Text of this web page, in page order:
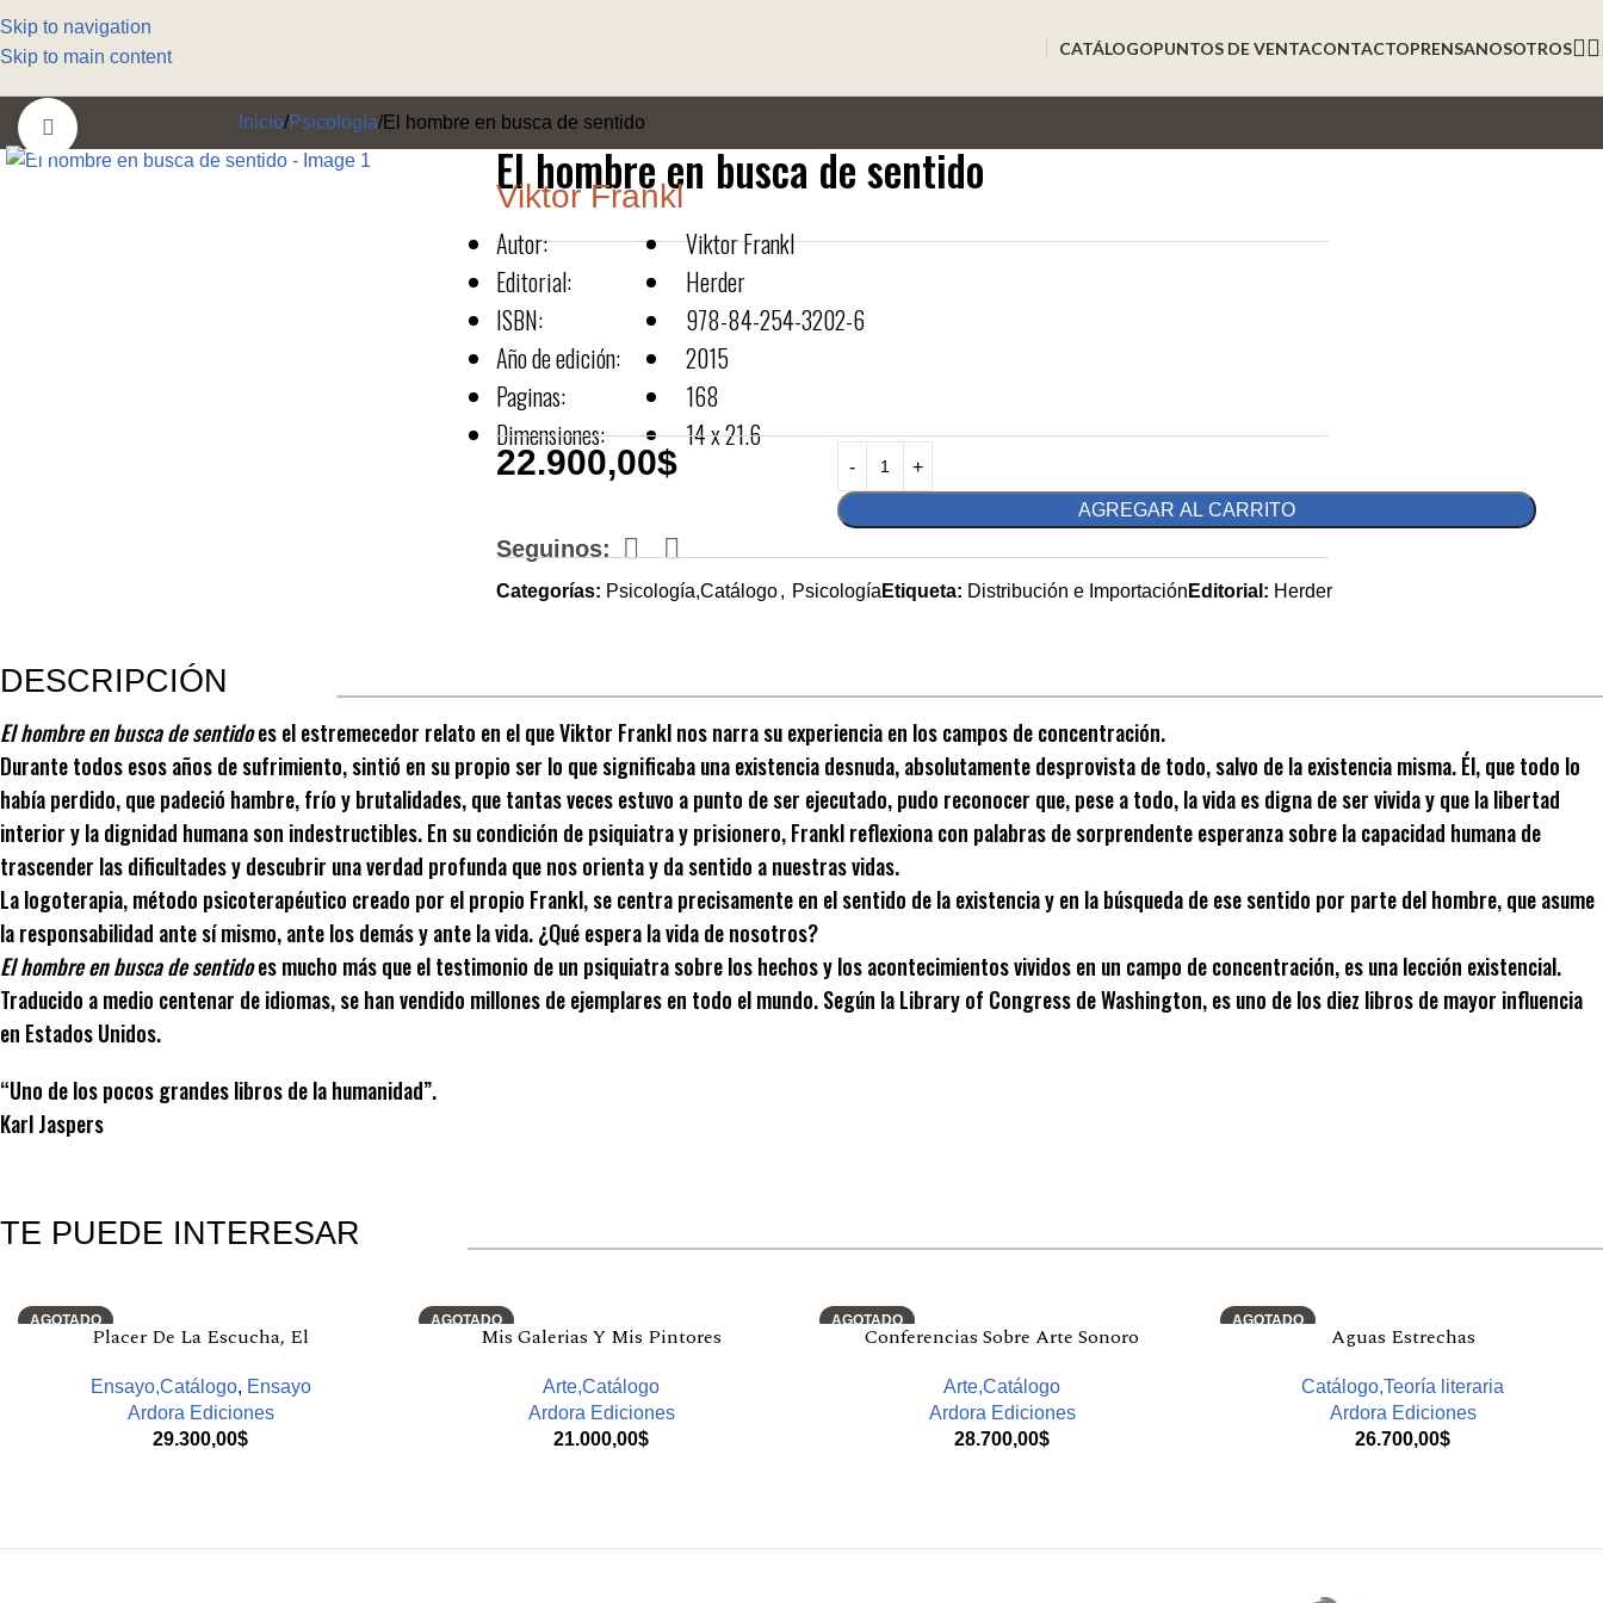
Skip to navigation
Skip to main content
CATÁLOGOPUNTOS DE VENTACONTACTOPRENSANOSOTROS
Inicio Psicología El hombre en busca de sentido
El hombre en busca de sentido
Viktor Frankl
Autor:
Editorial:
ISBN:
Año de edición:
Paginas:
Dimensiones:
Viktor Frankl
Herder
978-84-254-3202-6
2015
168
14 x 21.6
22.900,00$
AGREGAR AL CARRITO
Seguinos:
Categorías: Psicología,Catálogo, Psicología Etiqueta: Distribución e Importación Editorial: Herder
DESCRIPCIÓN
El hombre en busca de sentidoes el estremecedor relato en el que Viktor Frankl nos narra su experiencia en los campos de concentración.
Durante todos esos años de sufrimiento, sintió en su propio ser lo que significaba una existencia desnuda, absolutamente desprovista de todo, salvo de la existencia misma. Él, que todo lo
había perdido, que padeció hambre, frío y brutalidades, que tantas veces estuvo a punto de ser ejecutado, pudo reconocer que, pese a todo, la vida es digna de ser vivida y que la libertad
interior y la dignidad humana son indestructibles. En su condición de psiquiatra y prisionero, Frankl reflexiona con palabras de sorprendente esperanza sobre la capacidad humana de
trascender las dificultades y descubrir una verdad profunda que nos orienta y da sentido a nuestras vidas.
La logoterapia, método psicoterapéutico creado por el propio Frankl, se centra precisamente en el sentido de la existencia y en la búsqueda de ese sentido por parte del hombre, que asume
la responsabilidad ante sí mismo, ante los demás y ante la vida. ¿Qué espera la vida de nosotros?
El hombre en busca de sentidoes mucho más que el testimonio de un psiquiatra sobre los hechos y los acontecimientos vividos en un campo de concentración, es una lección existencial.
Traducido a medio centenar de idiomas, se han vendido millones de ejemplares en todo el mundo. Según la Library of Congress de Washington, es uno de los diez libros de mayor influencia
en Estados Unidos.
“Uno de los pocos grandes libros de la humanidad”.
Karl Jaspers
TE PUEDE INTERESAR
AGOTADO
Placer De La Escucha, El
Ensayo,Catálogo, Ensayo
Ardora Ediciones
29.300,00$
AGOTADO
Mis Galerias Y Mis Pintores
Arte,Catálogo
Ardora Ediciones
21.000,00$
AGOTADO
Conferencias Sobre Arte Sonoro
Arte,Catálogo
Ardora Ediciones
28.700,00$
AGOTADO
Aguas Estrechas
Catálogo,Teoría literaria
Ardora Ediciones
26.700,00$